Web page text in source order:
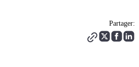
Partager: